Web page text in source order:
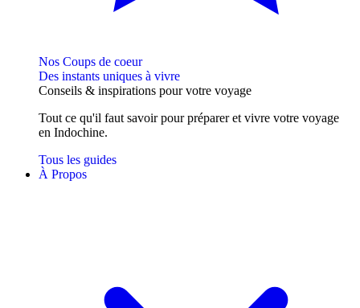
Nos Coups de coeur
Des instants uniques à vivre
Conseils & inspirations pour votre voyage
Tout ce qu'il faut savoir pour préparer et vivre votre voyage
en Indochine.
Tous les guides
À Propos